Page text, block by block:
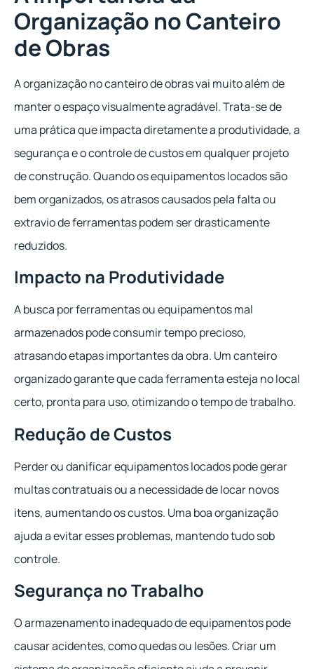
Organização no Canteiro
de Obras
A organização no canteiro de obras vai muito além de
manter o espaço visualmente agradável. Trata-se de
uma prática que impacta diretamente a produtividade, a
segurança e o controle de custos em qualquer projeto
de construção. Quando os equipamentos locados são
bem organizados, os atrasos causados pela falta ou
extravio de ferramentas podem ser drasticamente
reduzidos.
Impacto na Produtividade
A busca por ferramentas ou equipamentos mal
armazenados pode consumir tempo precioso,
atrasando etapas importantes da obra. Um canteiro
organizado garante que cada ferramenta esteja no local
certo, pronta para uso, otimizando o tempo de trabalho.
Redução de Custos
Perder ou danificar equipamentos locados pode gerar
multas contratuais ou a necessidade de locar novos
itens, aumentando os custos. Uma boa organização
ajuda a evitar esses problemas, mantendo tudo sob
controle.
Segurança no Trabalho
O armazenamento inadequado de equipamentos pode
causar acidentes, como quedas ou lesões. Criar um